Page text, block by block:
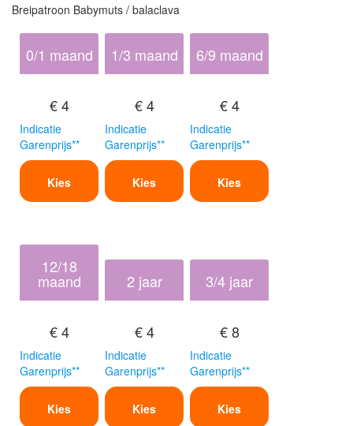
Breipatroon Babymuts / balaclava
0/1 maand
€ 4
Indicatie
Garenprijs**
Kies
1/3 maand
€ 4
Indicatie
Garenprijs**
Kies
6/9 maand
€ 4
Indicatie
Garenprijs**
Kies
12/18
maand
€ 4
Indicatie
Garenprijs**
Kies
2 jaar
€ 4
Indicatie
Garenprijs**
Kies
3/4 jaar
€ 8
Indicatie
Garenprijs**
Kies